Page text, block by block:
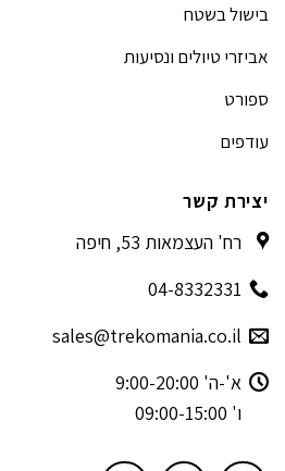
בישול בשטח
אביזרי טיולים ונסיעות
ספורט
עודפים
יצירת קשר
רח' העצמאות 53, חיפה
04-8332331
sales@trekomania.co.il
א'-ה' 9:00-20:00
ו' 09:00-15:00